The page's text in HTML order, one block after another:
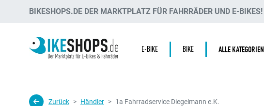
BIKESHOPS.DE DER MARKTPLATZ FÜR FAHRRÄDER UND E-BIKES!
E-BIKE BIKE ALLE KATEGORIEN
Zurück Händler 1a Fahrradservice Diegelmann e.K.